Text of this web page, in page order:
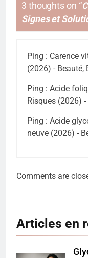
3 thoughts on “
Signes et
Ping : Carence
(2026) - Beauté,
Ping : Acide
Risques (2026)
Ping : Acide
neuve (2026) -
Comments are
Articles en